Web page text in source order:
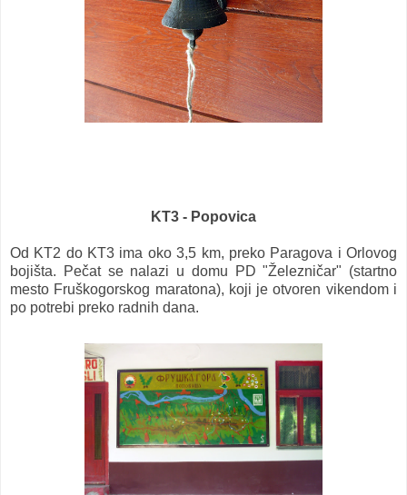
KT3 - Popovica
Od KT2 do KT3 ima oko 3,5 km, preko Paragova i Orlovog
bojišta. Pečat se nalazi u domu PD "Železničar" (startno
mesto Fruškogorskog maratona), koji je otvoren vikendom i
po potrebi preko radnih dana.